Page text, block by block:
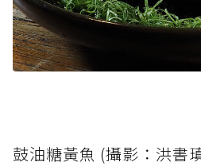
鼓油糖黃魚 (攝影：洪書